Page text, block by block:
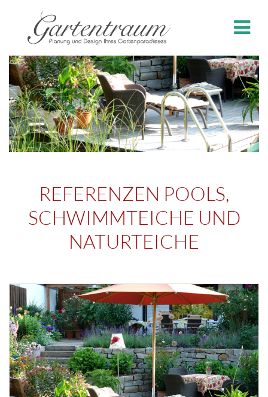
REFERENZEN POOLS,
SCHWIMMTEICHE UND
NATURTEICHE